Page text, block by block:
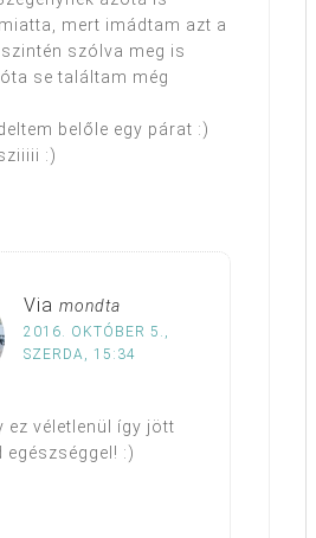
mert imádtam azt a
szólva meg is
se találtam még
belőle egy párat :)
:)
Via mondta
2016. OKTÓBER 5.,
SZERDA, 15:34
ez véletlenül így jött
egészséggel! :)